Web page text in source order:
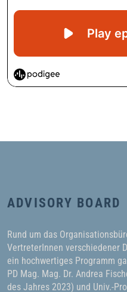
ADVISORY BOARD
Rund um das
VertreterInnen verschiedener
ein hochwertiges Programm
PD Mag. Mag. Dr. Andrea
des Jahres 2023) und Univ.-